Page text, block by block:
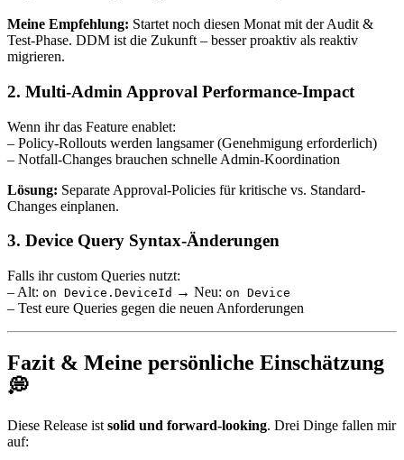
Meine Empfehlung: Startet noch diesen Monat mit der Audit &
Test-Phase. DDM ist die Zukunft – besser proaktiv als reaktiv
migrieren.
2. Multi-Admin Approval Performance-Impact
Wenn ihr das Feature enablet:
– Policy-Rollouts werden langsamer (Genehmigung erforderlich)
– Notfall-Changes brauchen schnelle Admin-Koordination
Lösung: Separate Approval-Policies für kritische vs. Standard-
Changes einplanen.
3. Device Query Syntax-Änderungen
Falls ihr custom Queries nutzt:
– Alt: on Device.DeviceId → Neu: on Device
– Test eure Queries gegen die neuen Anforderungen
Fazit & Meine persönliche Einschätzung
💭
Diese Release ist solid und forward-looking. Drei Dinge fallen mir
auf: